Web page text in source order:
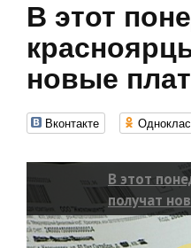
В этот
новые
Вконтакте
В этот
получат